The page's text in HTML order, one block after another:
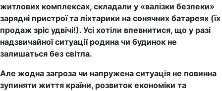
житлових комплексах, складали у «валізки безпеки»
зарядні пристрої та ліхтарики на сонячних батареях (їх
продаж зріс удвічі!). Усі хотіли впевнитися, що у разі
надзвичайної ситуації родина чи будинок не
залишаться без світла.
Але жодна загроза чи напружена ситуація не повинна
зупиняти життя країни, розвиток економіки та